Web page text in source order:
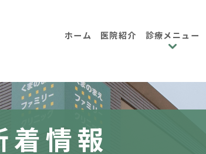
ホーム 医院紹介 診療メニュー
内科
消化器内科 大腸内視鏡検査について
日帰り大腸ポリープ手術について
着情報